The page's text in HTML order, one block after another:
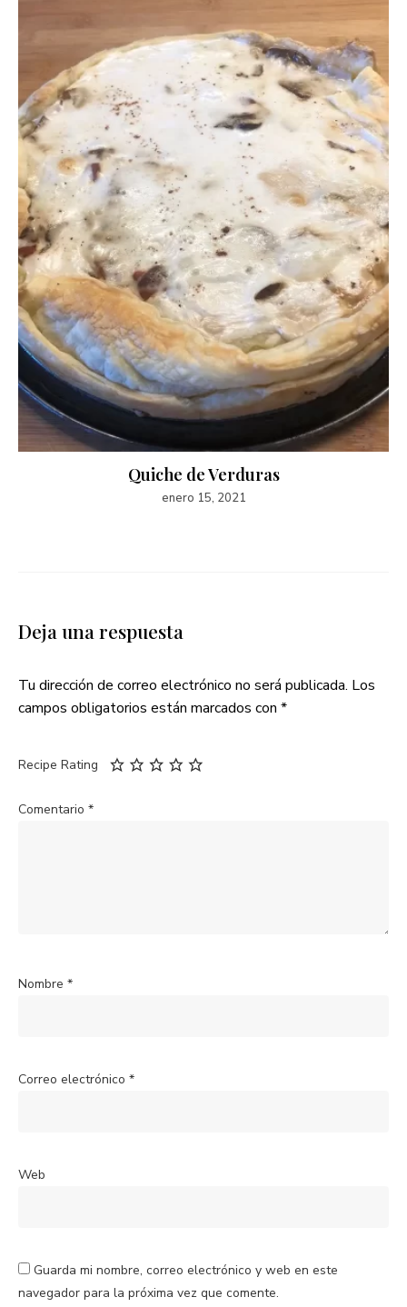
Quiche de Verduras
enero 15, 2021
Deja una respuesta
Tu dirección de correo electrónico no será publicada. Los
campos obligatorios están marcados con *
Recipe Rating
Comentario *
Nombre *
Correo electrónico *
Web
Guarda mi nombre, correo electrónico y web en este
navegador para la próxima vez que comente.